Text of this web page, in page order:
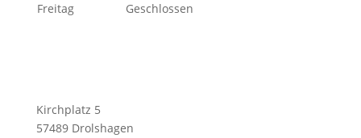
Freitag
Geschlossen
Kirchplatz 5
57489 Drolshagen